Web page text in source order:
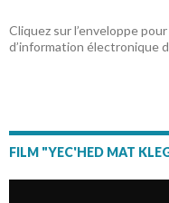
Cliquez sur l’enveloppe
d’information électronique
FILM "YEC'HED MAT